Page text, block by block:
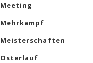
Meeting
Mehrkampf
Meisterschaften
Osterlauf